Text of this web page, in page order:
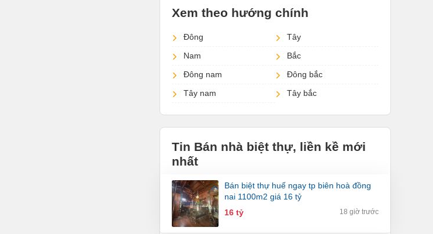
Xem theo hướng chính
Đông
Tây
Nam
Bắc
Đông nam
Đông bắc
Tây nam
Tây bắc
Tin Bán nhà biệt thự, liền kề mới
nhất
bán biệt thự huế ngay tp biên hoà đồng
nai 1100m2 giá 16 tỷ
16 tỷ
18 giờ trước